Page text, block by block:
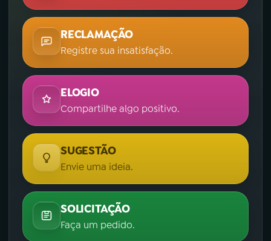
RECLAMAÇÃO
Registre sua insatisfação.
ELOGIO
Compartilhe algo positivo.
SUGESTÃO
Envie uma ideia.
SOLICITAÇÃO
Faça um pedido.